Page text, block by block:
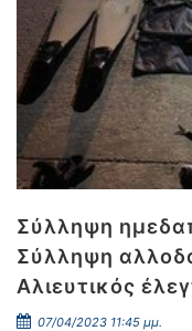
Σύλληψη
Σύλληψη
Αλιευτικός
07/04/2023 11:45 μμ.